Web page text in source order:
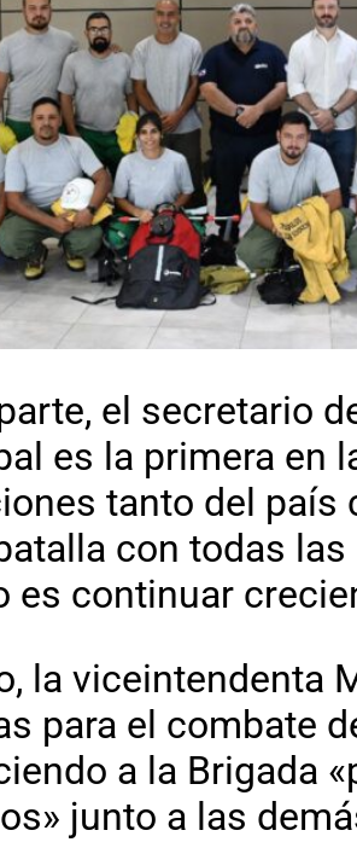
el secretario
es la primera en
tanto del país
con todas
es continuar
la viceintendenta
para el combate
a la Brigada
junto a las